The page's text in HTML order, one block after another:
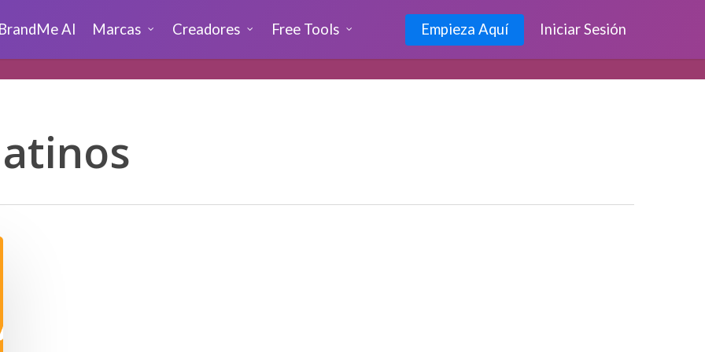
BrandMe AI Marcas Creadores Free Tools Empieza Aquí Iniciar Sesión